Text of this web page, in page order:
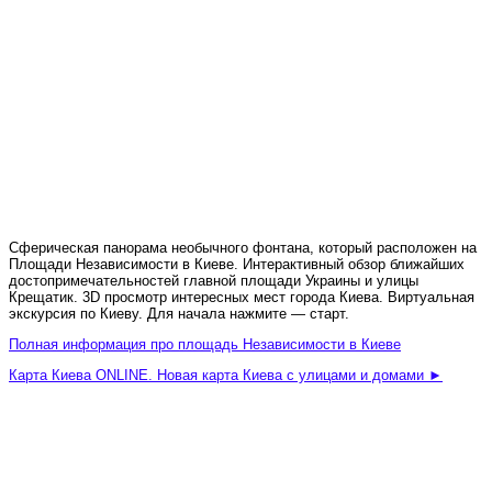
Сферическая панорама необычного фонтана, который расположен на
Площади Независимости в Киеве. Интерактивный обзор ближайших
достопримечательностей главной площади Украины и улицы
Крещатик. 3D просмотр интересных мест города Киева. Виртуальная
экскурсия по Киеву. Для начала нажмите — старт.
Полная информация про площадь Независимости в Киеве
Карта Киева ONLINE. Новая карта Киева с улицами и домами ►